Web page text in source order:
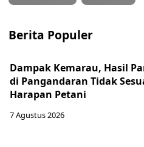
Berita Populer
Dampak Kemarau, Hasil
di Pangandaran Tidak
Harapan Petani
7 Agustus 2026